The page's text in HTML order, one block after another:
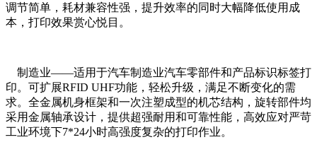
调节简单，耗材兼容性强，提升效率的同时大幅降低使用成
本，打印效果赏心悦目。
制造业——适用于汽车制造业汽车零部件和产品标识标签打
印。可扩展RFID UHF功能，轻松升级，满足不断变化的需
求。全金属机身框架和一次注塑成型的机芯结构，旋转部件均
采用金属轴承设计，提供超强耐用和可靠性能，高效应对严苛
工业环境下7*24小时高强度复杂的打印作业。